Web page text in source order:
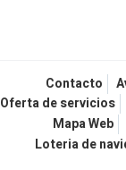
Contacto
Oferta de servicios
Mapa Web
Loteria de